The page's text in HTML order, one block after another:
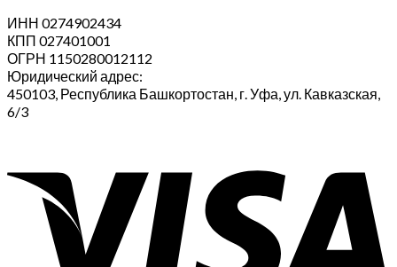
ИНН 0274902434
КПП 027401001
ОГРН 1150280012112
Юридический адрес:
450103, Республика Башкортостан, г. Уфа, ул. Кавказская,
6/3